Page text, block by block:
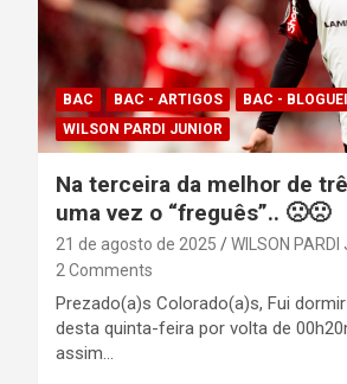
BAC BAC - ARTIGOS
BAC -
WILSON PARDI JUNIOR
Na terceira da melhor de
uma vez o “freguês”.. 🙁🙁
21 de agosto de 2025
WILSON PARDI
2 Comments
Prezado(a)s Colorado(a)s, Fui
desta quinta-feira por volta de
assim…